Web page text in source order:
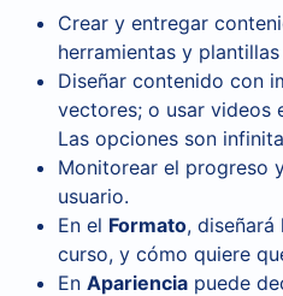
Crear y entregar
herramientas y
Diseñar contenido con
vectores; o usar videos
Las opciones son
Monitorear el progreso
usuario.
En el Formato, diseñará
curso, y cómo quiere
En Apariencia puede